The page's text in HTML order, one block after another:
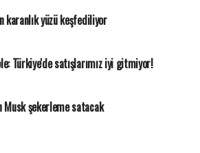
karanlık yüzü keşfediliyor
Türkiye'de satışlarımız iyi gitmiyor!
Musk şekerleme satacak